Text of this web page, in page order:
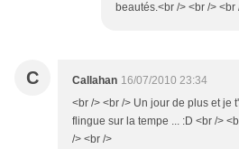
beautés.<br /> <br /> <br
C Callahan 16/07/2010 23:34
<br /> <br /> Un jour de plus et je
flingue sur la tempe ... :D <br />
/> <br />